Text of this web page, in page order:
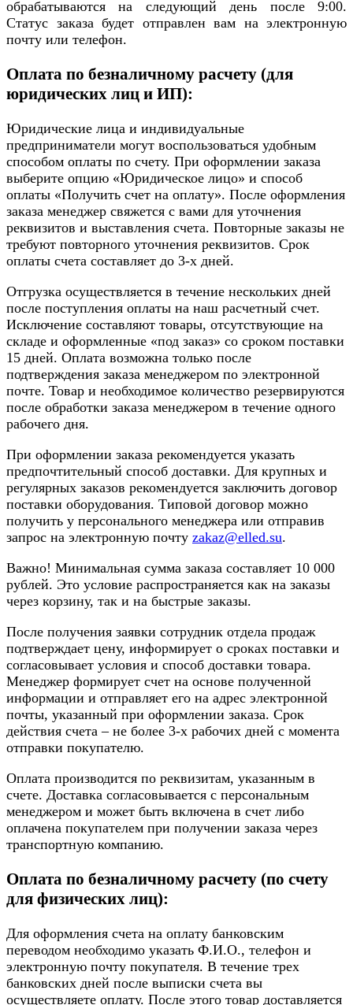
обрабатываются на следующий день после 9:00.
Статус заказа будет отправлен вам на электронную
почту или телефон.
Оплата по безналичному расчету (для
юридических лиц и ИП):
Юридические лица и индивидуальные
предприниматели могут воспользоваться удобным
способом оплаты по счету. При оформлении заказа
выберите опцию «Юридическое лицо» и способ
оплаты «Получить счет на оплату». После оформления
заказа менеджер свяжется с вами для уточнения
реквизитов и выставления счета. Повторные заказы не
требуют повторного уточнения реквизитов. Срок
оплаты счета составляет до 3-х дней.
Отгрузка осуществляется в течение нескольких дней
после поступления оплаты на наш расчетный счет.
Исключение составляют товары, отсутствующие на
складе и оформленные «под заказ» со сроком поставки
15 дней. Оплата возможна только после
подтверждения заказа менеджером по электронной
почте. Товар и необходимое количество резервируются
после обработки заказа менеджером в течение одного
рабочего дня.
При оформлении заказа рекомендуется указать
предпочтительный способ доставки. Для крупных и
регулярных заказов рекомендуется заключить договор
поставки оборудования. Типовой договор можно
получить у персонального менеджера или отправив
запрос на электронную почту zakaz@elled.su.
Важно! Минимальная сумма заказа составляет 10 000
рублей. Это условие распространяется как на заказы
через корзину, так и на быстрые заказы.
После получения заявки сотрудник отдела продаж
подтверждает цену, информирует о сроках поставки и
согласовывает условия и способ доставки товара.
Менеджер формирует счет на основе полученной
информации и отправляет его на адрес электронной
почты, указанный при оформлении заказа. Срок
действия счета – не более 3-х рабочих дней с момента
отправки покупателю.
Оплата производится по реквизитам, указанным в
счете. Доставка согласовывается с персональным
менеджером и может быть включена в счет либо
оплачена покупателем при получении заказа через
транспортную компанию.
Оплата по безналичному расчету (по счету
для физических лиц):
Для оформления счета на оплату банковским
переводом необходимо указать Ф.И.О., телефон и
электронную почту покупателя. В течение трех
банковских дней после выписки счета вы
осуществляете оплату. После этого товар доставляется